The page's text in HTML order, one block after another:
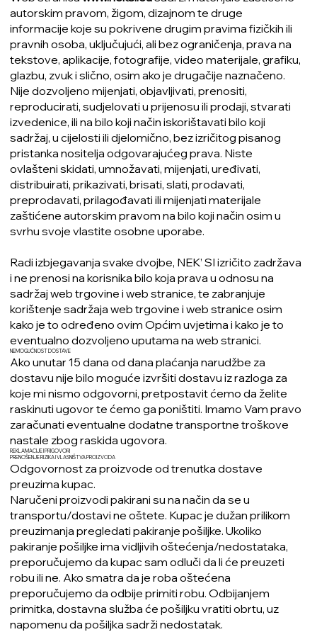
autorskim pravom, žigom, dizajnom te druge
informacije koje su pokrivene drugim pravima fizičkih ili
pravnih osoba, uključujući, ali bez ograničenja, prava na
tekstove, aplikacije, fotografije, video materijale, grafiku,
glazbu, zvuk i slično, osim ako je drugačije naznačeno.
Nije dozvoljeno mijenjati, objavljivati, prenositi,
reproducirati, sudjelovati u prijenosu ili prodaji, stvarati
izvedenice, ili na bilo koji način iskorištavati bilo koji
sadržaj, u cijelosti ili djelomično, bez izričitog pisanog
pristanka nositelja odgovarajućeg prava. Niste
ovlašteni skidati, umnožavati, mijenjati, uređivati,
distribuirati, prikazivati, brisati, slati, prodavati,
preprodavati, prilagođavati ili mijenjati materijale
zaštićene autorskim pravom na bilo koji način osim u
svrhu svoje vlastite osobne uporabe.
Radi izbjegavanja svake dvojbe, NEK’ SI izričito zadržava
i ne prenosi na korisnika bilo koja prava u odnosu na
sadržaj web trgovine i web stranice, te zabranjuje
korištenje sadržaja web trgovine i web stranice osim
kako je to određeno ovim Općim uvjetima i kako je to
eventualno dozvoljeno uputama na web stranici.
NEMOGUĆNOST DOSTAVE
Ako unutar 15 dana od dana plaćanja narudžbe za
dostavu nije bilo moguće izvršiti dostavu iz razloga za
koje mi nismo odgovorni, pretpostavit ćemo da želite
raskinuti ugovor te ćemo ga poništiti. Imamo Vam pravo
zaračunati eventualne dodatne transportne troškove
nastale zbog raskida ugovora.
PRENOŠENJE RIZIKA I VLASNIŠTVA PROIZVODA
Odgovornost za proizvode od trenutka dostave
preuzima kupac.
REKLAMACIJE I PRIGOVORI
Naručeni proizvodi pakirani su na način da se u
transportu/dostavi ne oštete. Kupac je dužan prilikom
preuzimanja pregledati pakiranje pošiljke. Ukoliko
pakiranje pošiljke ima vidljivih oštećenja/nedostataka,
preporučujemo da kupac sam odluči da li će preuzeti
robu ili ne. Ako smatra da je roba oštećena
preporučujemo da odbije primiti robu. Odbijanjem
primitka, dostavna služba će pošiljku vratiti obrtu, uz
napomenu da pošiljka sadrži nedostatak.